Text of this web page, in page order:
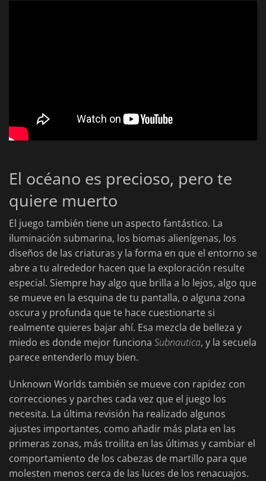
El océano es precioso, pero te
quiere muerto
El juego también tiene un aspecto fantástico. La
iluminación submarina, los biomas alienígenas, los
diseños de las criaturas y la forma en que el entorno se
abre a tu alrededor hacen que la exploración resulte
especial. Siempre hay algo que brilla a lo lejos, algo que
se mueve en la esquina de tu pantalla, o alguna zona
oscura y profunda que te hace cuestionarte si
realmente quieres bajar ahí. Esa mezcla de belleza y
miedo es donde mejor funciona Subnautica, y la secuela
parece entenderlo muy bien.
Unknown Worlds también se mueve con rapidez con
correcciones y parches cada vez que el juego los
necesita. La última revisión ha realizado algunos
ajustes importantes, como añadir más plata en las
primeras zonas, más troilita en las últimas y cambiar el
comportamiento de los cabezas de martillo para que
molesten menos cerca de las luces de los renacuajos.